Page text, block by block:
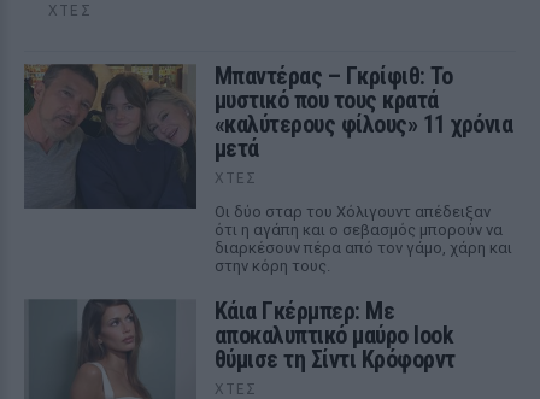
ΧΤΕΣ
Μπαντέρας – Γκρίφιθ: Το
μυστικό που τους κρατά
«καλύτερους φίλους» 11 χρόνια
μετά
ΧΤΕΣ
Οι δύο σταρ του Χόλιγουντ απέδειξαν
ότι η αγάπη και ο σεβασμός μπορούν να
διαρκέσουν πέρα από τον γάμο, χάρη και
στην κόρη τους.
Κάια Γκέρμπερ: Με
αποκαλυπτικό μαύρο look
θύμισε τη Σίντι Κρόφορντ
ΧΤΕΣ